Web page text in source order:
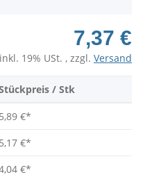
7,37 €
inkl. 19% USt. , zzgl. Versand
/ Stk
5,89 €*
5,17 €*
€*